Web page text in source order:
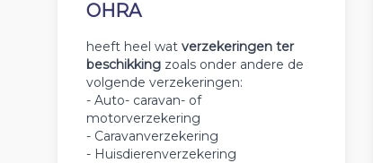
OHRA
heeft heel wat verzekeringen ter
beschikking zoals onder andere de
volgende verzekeringen:
- Auto- caravan- of
motorverzekering
- Caravanverzekering
- Huisdierenverzekering